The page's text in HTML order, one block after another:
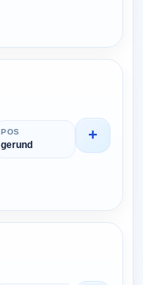
POS
gerund
+